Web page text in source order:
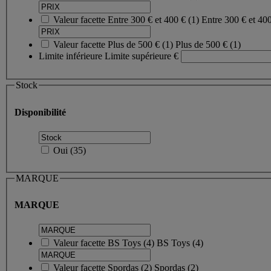
Valeur facette Entre 300 € et 400 € (1) Entre 300 € et
Valeur facette Plus de 500 € (1) Plus de 500 € (1)
Limite inférieure Limite supérieure €
Stock
Disponibilité
Oui (35)
MARQUE
MARQUE
Valeur facette BS Toys (4) BS Toys (4)
Valeur facette Spordas (2) Spordas (2)